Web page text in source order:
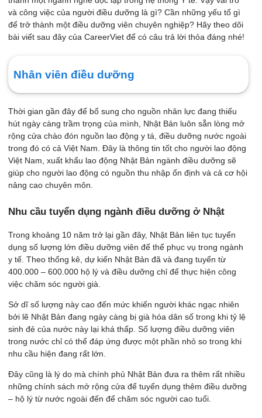
và công việc của người điều dưỡng là gì? Cần những yếu tố gì
để trở thành một điều dưỡng viên chuyên nghiệp? Hãy theo dõi
bài viết sau đây của CareerViet để có câu trả lời thỏa đáng nhé!
Nhân viên điều dưỡng
Thời gian gần đây để bổ sung cho nguồn nhân lực đang thiếu
hút ngày càng trầm trọng của mình, Nhật Bản luôn sẵn lòng mở
rộng cửa chào đón nguồn lao động y tá, điều dưỡng nước ngoài
trong đó có cả Việt Nam. Đây là thông tin tốt cho người lao động
Việt Nam, xuất khẩu lao động Nhật Bản ngành điều dưỡng sẽ
giúp cho người lao động có nguồn thu nhập ổn định và cả cơ hội
nâng cao chuyên môn.
Nhu cầu tuyển dụng ngành điều dưỡng ở Nhật
Trong khoảng 10 năm trở lại gần đây, Nhật Bản liên tục tuyển
dụng số lượng lớn điều dưỡng viên để thể phục vụ trong ngành
y tế. Theo thống kê, dự kiến Nhật Bản đã và đang tuyển từ
400.000 – 600.000 hộ lý và điều dưỡng chỉ để thực hiện công
việc chăm sóc người già.
Sở dĩ số lượng này cao đến mức khiến người khác ngạc nhiên
bởi lẽ Nhật Bản đang ngày càng bị già hóa dân số trong khi tỷ lệ
sinh đẻ của nước này lại khá thấp. Số lượng điều dưỡng viên
trong nước chỉ có thể đáp ứng được một phần nhỏ so trong khi
nhu cầu hiện đang rất lớn.
Đây cũng là lý do mà chính phủ Nhật Bản đưa ra thêm rất nhiều
những chính sách mở rộng cửa để tuyển dụng thêm điều dưỡng
– hộ lý từ nước ngoài đến để chăm sóc người cao tuổi.